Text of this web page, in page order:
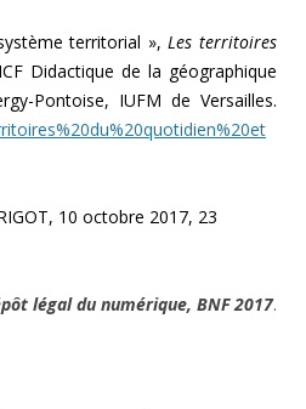
territorial »,Les territoires
Didactique de la géographique
Pontoise, IUFM de Versailles.
10 octobre 2017, 23
légal du numérique, BNF 2017.